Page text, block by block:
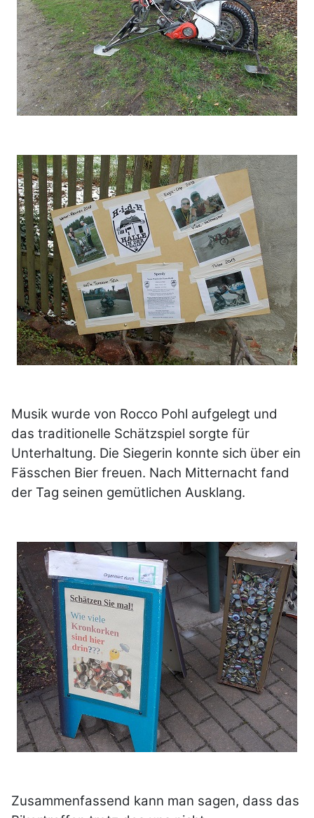
Musik wurde von Rocco Pohl aufgelegt und
das traditionelle Schätzspiel sorgte für
Unterhaltung. Die Siegerin konnte sich über ein
Fässchen Bier freuen. Nach Mitternacht fand
der Tag seinen gemütlichen Ausklang.
Zusammenfassend kann man sagen, dass das